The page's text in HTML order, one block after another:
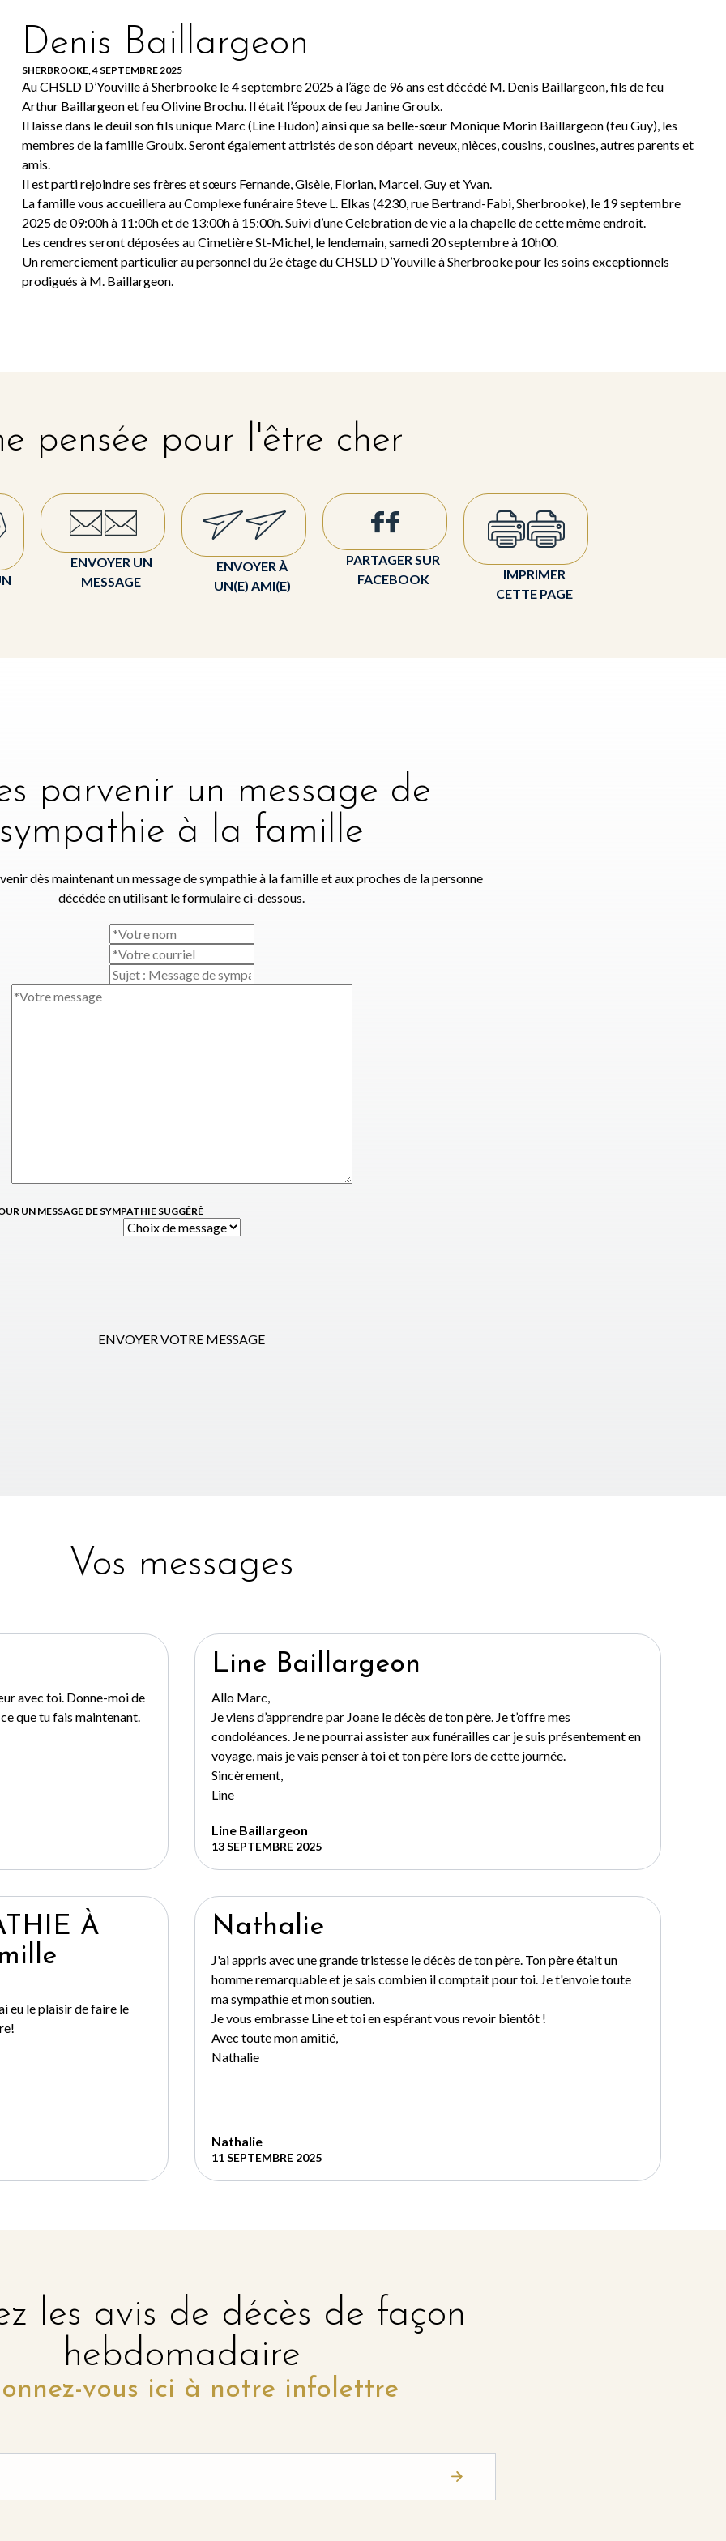
Denis Baillargeon
SHERBROOKE, 4 SEPTEMBRE 2025
Au CHSLD D’Youville à Sherbrooke le 4 septembre 2025 à l’âge de 96 ans est décédé M. Denis Baillargeon, fils de feu
Arthur Baillargeon et feu Olivine Brochu. Il était l’époux de feu Janine Groulx.
Il laisse dans le deuil son fils unique Marc (Line Hudon) ainsi que sa belle-sœur Monique Morin Baillargeon (feu Guy), les
membres de la famille Groulx. Seront également attristés de son départ neveux, nièces, cousins, cousines, autres parents et
amis.
Il est parti rejoindre ses frères et sœurs Fernande, Gisèle, Florian, Marcel, Guy et Yvan.
La famille vous accueillera au Complexe funéraire Steve L. Elkas (4230, rue Bertrand-Fabi, Sherbrooke), le 19 septembre
2025 de 09:00h à 11:00h et de 13:00h à 15:00h. Suivi d’une Celebration de vie a la chapelle de cette même endroit.
Les cendres seront déposées au Cimetière St-Michel, le lendemain, samedi 20 septembre à 10h00.
Un remerciement particulier au personnel du 2e étage du CHSLD D’Youville à Sherbrooke pour les soins exceptionnels
prodigués à M. Baillargeon.
pensée pour l'être cher
ENVOYER UN
MESSAGE
ENVOYER À
UN(E) AMI(E)
PARTAGER SUR
FACEBOOK
IMPRIMER
CETTE PAGE
parvenir un message de
sympathie à la famille
dès maintenant un message de sympathie à la famille et aux proches de la personne
décédée en utilisant le formulaire ci-dessous.
UN MESSAGE DE SYMPATHIE SUGGÉRÉ
ENVOYER VOTRE MESSAGE
Vos messages
avec toi. Donne-moi de
que tu fais maintenant.
Line Baillargeon
Allo Marc,
Je viens d’apprendre par Joane le décès de ton père. Je t’offre mes
condoléances. Je ne pourrai assister aux funérailles car je suis présentement en
voyage, mais je vais penser à toi et ton père lors de cette journée.
Sincèrement,
Line
Line Baillargeon
13 SEPTEMBRE 2025
À
eu le plaisir de faire le
Nathalie
J'ai appris avec une grande tristesse le décès de ton père. Ton père était un
homme remarquable et je sais combien il comptait pour toi. Je t'envoie toute
ma sympathie et mon soutien.
Je vous embrasse Line et toi en espérant vous revoir bientôt !
Avec toute mon amitié,
Nathalie
Nathalie
11 SEPTEMBRE 2025
les avis de décès de façon
hebdomadaire
vous ici à notre infolettre